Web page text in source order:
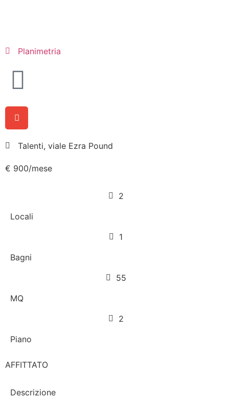
Planimetria
Talenti, viale Ezra Pound
€ 900/mese
2
Locali
1
Bagni
55
MQ
2
Piano
AFFITTATO
Descrizione